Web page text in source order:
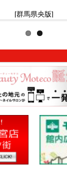
[群馬県央版]